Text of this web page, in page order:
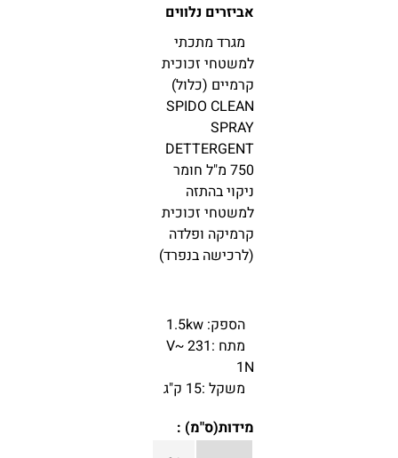
אביזרים נלווים
מגרד מתכתי
למשטחי זכוכית
קרמיים (כלול)
SPIDO CLEAN
SPRAY
DETTERGENT
750 מ"ל חומר
ניקוי בהתזה
למשטחי זכוכית
קרמיקה ופלדה
(לרכישה בנפרד)
הספק: 1.5kw
מתח :231 V~
1N
משקל :15 ק"ג
מידות(ס"מ) :